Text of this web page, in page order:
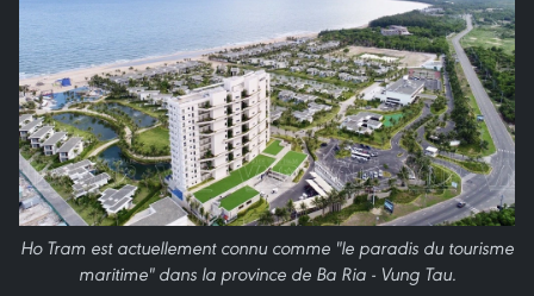
Ho Tram est actuellement connu comme "le paradis du tourisme
maritime" dans la province de Ba Ria - Vung Tau.